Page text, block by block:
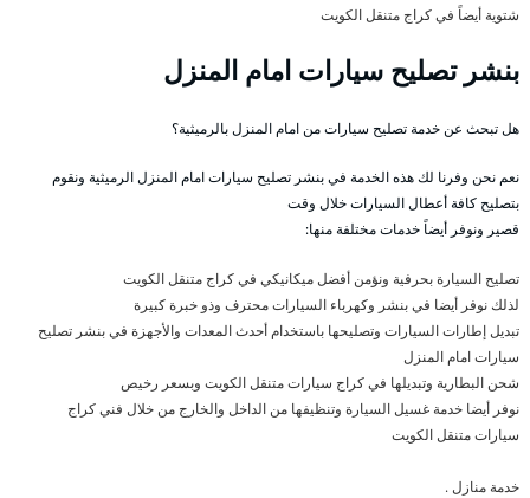
شتوية أيضاً في كراج متنقل الكويت
بنشر تصليح سيارات امام المنزل
هل تبحث عن خدمة تصليح سيارات من امام المنزل بالرميثية؟
نعم نحن وفرنا لك هذه الخدمة في بنشر تصليح سيارات امام المنزل الرميثية ونقوم
بتصليح كافة أعطال السيارات خلال وقت
قصير ونوفر أيضاً خدمات مختلفة منها:
تصليح السيارة بحرفية ونؤمن أفضل ميكانيكي في كراج متنقل الكويت
لذلك نوفر أيضا في بنشر وكهرباء السيارات محترف وذو خبرة كبيرة
تبديل إطارات السيارات وتصليحها باستخدام أحدث المعدات والأجهزة في بنشر تصليح
سيارات امام المنزل
شحن البطارية وتبديلها في كراج سيارات متنقل الكويت وبسعر رخيص
نوفر أيضا خدمة غسيل السيارة وتنظيفها من الداخل والخارج من خلال فني كراج
سيارات متنقل الكويت
خدمة منازل .